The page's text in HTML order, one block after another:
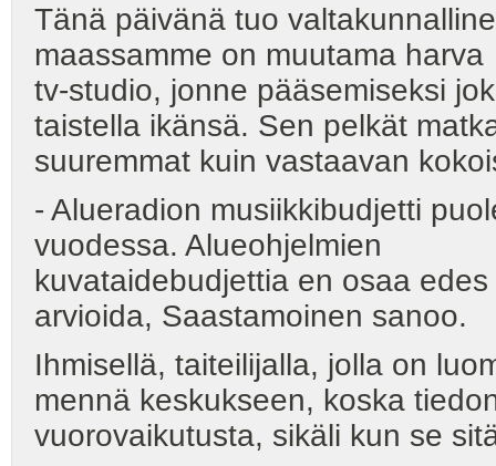
Tänä päivänä tuo
maassamme on muutama harva
tv-studio, jonne pääsemiseksi
taistella ikänsä. Sen pelkät
suuremmat kuin vastaavan
- Alueradion musiikkibudjetti
vuodessa. Alueohjelmien
kuvataidebudjettia en osaa edes
arvioida, Saastamoinen sanoo.
Ihmisellä, taiteilijalla, jolla on
mennä keskukseen, koska
vuorovaikutusta, sikäli kun se